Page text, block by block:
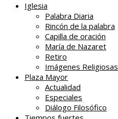
Iglesia
Palabra Diaria
Rincón de la palabra
Capilla de oración
María de Nazaret
Retiro
Imágenes Religiosas
Plaza Mayor
Actualidad
Especiales
Diálogo Filosófico